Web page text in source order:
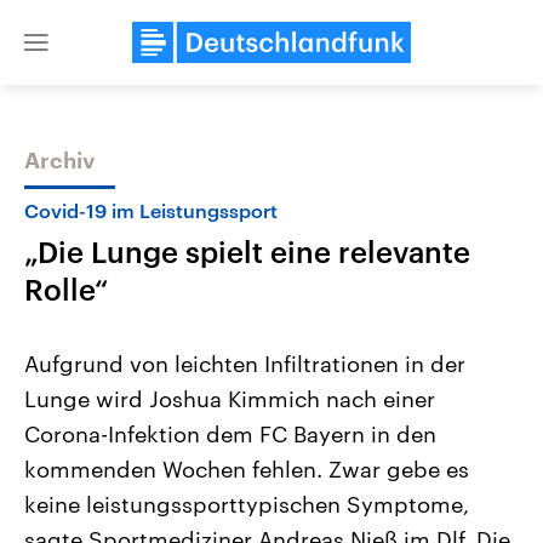
Close
Themen
Landtagswahl Sachsen-Anhalt
2026
Alle Informationen
Sachsen-Anhalt wählt am 6.
September 2026 einen neuen
Landtag. Seit 2021 wird das
Bundesland von einer Koalition aus
Aktuelle Beiträge,
Hintergründe
Wirtschaftlich und
gehören die Vereinigten
den mächtigsten Ländern
mit großem Einfluss auf
Archiv
Covid-19 im Leistungssport
„Die Lunge spielt eine relevante
Rolle“
Aufgrund von leichten Infiltrationen in der
Lunge wird Joshua Kimmich nach einer
Corona-Infektion dem FC Bayern in den
kommenden Wochen fehlen. Zwar gebe es
keine leistungssporttypischen Symptome,